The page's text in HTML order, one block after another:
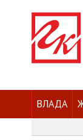
ВЛАДА